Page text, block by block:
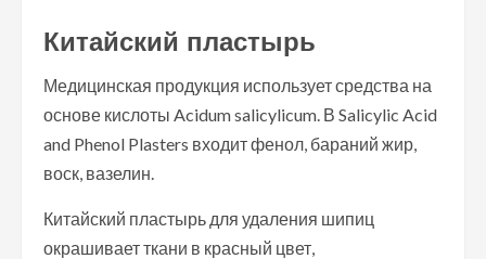
Китайский пластырь
Медицинская продукция использует средства на
основе кислоты Acidum salicylicum. В Salicylic Acid
and Phenol Plasters входит фенол, бараний жир,
воск, вазелин.
Китайский пластырь для удаления шипиц
окрашивает ткани в красный цвет,